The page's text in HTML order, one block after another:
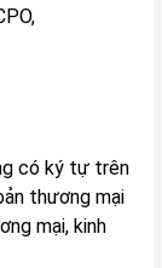
có ký tự trên
thương mại
mại, kinh